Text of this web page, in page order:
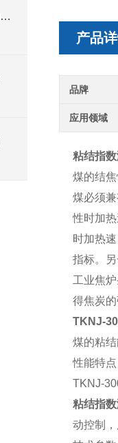
产品
品牌
应用领域
粘结指
煤的结
煤必须
性时加
时加热
指标。
工业焦
得焦炭
TKNJ-
煤的粘
性能特
TKNJ-
粘结指
动控制
煤质化验中影响粘结指数测定的因素有哪些？